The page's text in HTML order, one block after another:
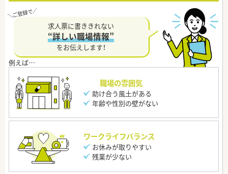
求人票に書ききれない
“詳しい職場情報”
をお伝えします！
職場の雰囲気
助け合う風土がある
年齢や性別の壁がない
ワークライフバランス
お休みが取りやすい
残業が少ない